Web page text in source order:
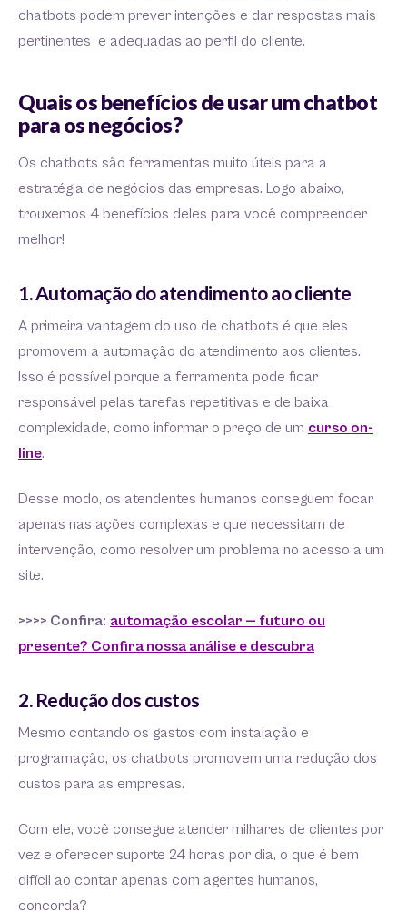
chatbots podem prever intenções e dar respostas mais
pertinentes e adequadas ao perfil do cliente.
Quais os benefícios de usar um chatbot
para os negócios?
Os chatbots são ferramentas muito úteis para a
estratégia de negócios das empresas. Logo abaixo,
trouxemos 4 benefícios deles para você compreender
melhor!
1. Automação do atendimento ao cliente
A primeira vantagem do uso de chatbots é que eles
promovem a automação do atendimento aos clientes.
Isso é possível porque a ferramenta pode ficar
responsável pelas tarefas repetitivas e de baixa
complexidade, como informar o preço de um curso on-
line.
Desse modo, os atendentes humanos conseguem focar
apenas nas ações complexas e que necessitam de
intervenção, como resolver um problema no acesso a um
site.
>>>> Confira: automação escolar — futuro ou
presente? Confira nossa análise e descubra
2. Redução dos custos
Mesmo contando os gastos com instalação e
programação, os chatbots promovem uma redução dos
custos para as empresas.
Com ele, você consegue atender milhares de clientes por
vez e oferecer suporte 24 horas por dia, o que é bem
difícil ao contar apenas com agentes humanos,
concorda?